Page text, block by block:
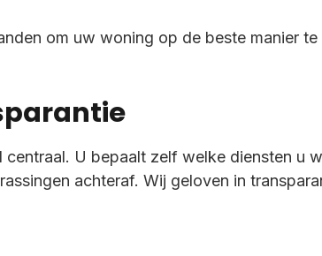
om uw woning op de beste manier
U bepaalt zelf welke diensten u
achteraf. Wij geloven in